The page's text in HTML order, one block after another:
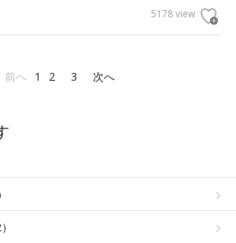
5178 view
前へ 1 2 3 次へ